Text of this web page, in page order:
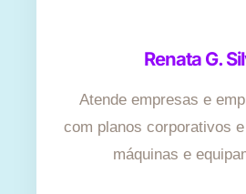
Renata G.
Atende empresas e
com planos corporativos
máquinas e